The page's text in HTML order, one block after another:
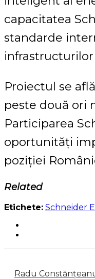
capacitatea
standarde
Proiectul se
peste două ori
Participarea
oportunități
poziției
Related
Etichete: Schneider
Radu